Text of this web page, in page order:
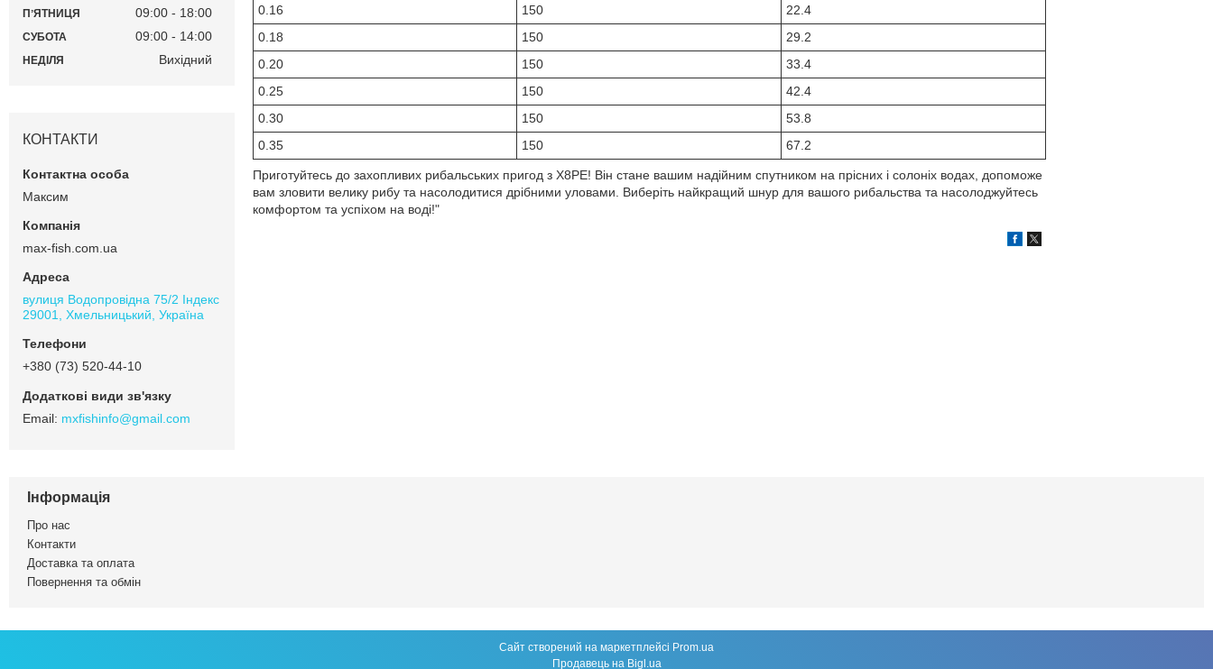
0.16
150
22.4
0.18
150
29.2
0.20
150
33.4
0.25
150
42.4
0.30
150
53.8
0.35
150 67.2
Приготуйтесь до захопливих рибальських пригод з X8PE! Він стане вашим надійним спутником на прісних і солоніх водах, допоможе
вам зловити велику рибу та насолодитися дрібними уловами. Виберіть найкращий шнур для вашого рибальства та насолоджуйтесь
комфортом та успіхом на воді!"
ПʼЯТНИЦЯ 09:00 18:00
СУБОТА 09:00 14:00
НЕДІЛЯ Вихідний
КОНТАКТИ
Максим
max-fish.com.ua
вулиця Водопровідна 75/2 Індекс
29001, Хмельницький, Україна
+380 (73) 520-44-10
mxfishinfo@gmail.com
Інформація
Про нас
Контакти
Доставка та оплата
Повернення та обмін
Сайт створений на маркетплейсі Prom.ua
Продавець на Bigl.ua